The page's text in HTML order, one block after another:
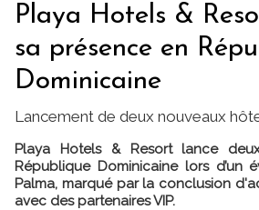
Playa Hotels &
sa présence en
Dominicaine
Lancement de deux nouveaux
Playa Hotels & Resort lance
République Dominicaine lors d’un
Palma, marqué par la conclusion
avec des partenaires VIP.